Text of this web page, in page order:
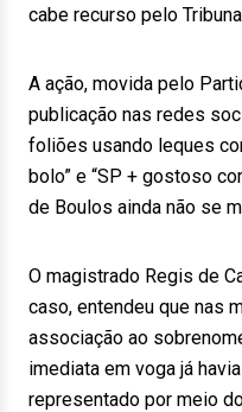
cabe recurso pelo
A ação, movida pelo
publicação nas redes
foliões usando leques
bolo” e “SP + gostoso
de Boulos ainda não se
O magistrado Regis de
caso, entendeu que nas
associação ao
imediata em voga já
representado por meio